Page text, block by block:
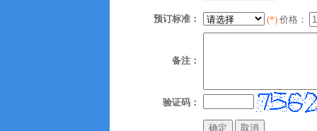
预订标准： (*)价格：
备注：
验证码：